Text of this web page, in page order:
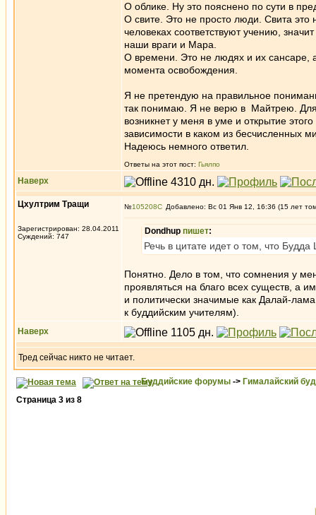
О облике. Ну это пояснено по сути в
О свите. Это не просто люди. Свита
человеках соответствуют учению,
наши враги и Мара.
О времени. Это не людях и их сансаре, а
момента освобождения.
Я не претендую на правильное
так понимаю. Я не верю в Майтрею.
возникнет у меня в уме и открытие
зависимости в каком из бесчисленных
Надеюсь немного ответил.
Ответы на этот пост: Гьялпо
Наверх
Цхултрим Тращи
Зарегистрирован: 28.04.2011
Суждений: 747
№105208 Добавлено: Вс 01 Янв 12, 16:36 (15 лет
Dondhup пишет:
Речь в цитате идет о том, что
Понятно. Дело в том, что сомнения у
проявляться на благо всех существ, а
и политически значимые как Далай-
к буддийским учителям).
Наверх
Тред сейчас никто не читает.
Буддийские форумы -> Гималайский
Страница 3 из 8